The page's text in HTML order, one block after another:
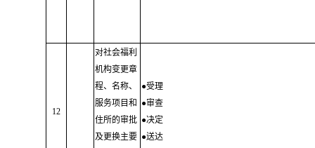
12
对社会福利
机构变更章
程、名称、
服务项目和
住所的审批
及更换主要
●受理
●审查
●决定
●送达